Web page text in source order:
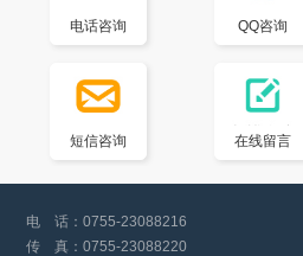
电话咨询 QQ咨询
短信咨询 在线留言
电 话：0755-23088216
传 真：0755-23088220